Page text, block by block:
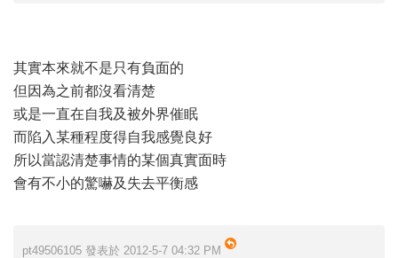
其實本來就不是只有負面的
但因為之前都沒看清楚
或是一直在自我及被外界催眠
而陷入某種程度得自我感覺良好
所以當認清楚事情的某個真實面時
會有不小的驚嚇及失去平衡感
pt49506105 發表於 2012-5-7 04:32 PM